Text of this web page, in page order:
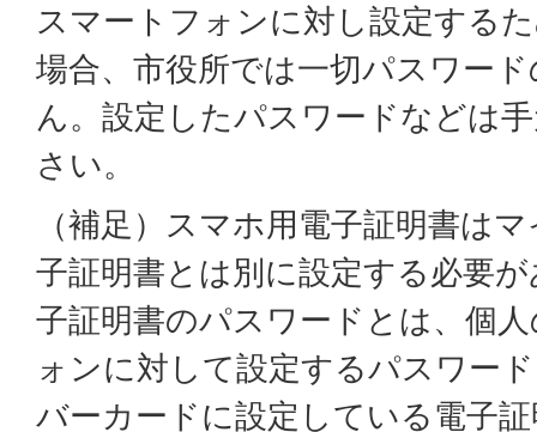
スマートフォンに対し設定する
場合、市役所では一切パスワー
ん。設定したパスワードなどは
さい。
（補足）スマホ用電子証明書は
子証明書とは別に設定する必要
子証明書のパスワードとは、個
ォンに対して設定するパスワー
バーカードに設定している電子